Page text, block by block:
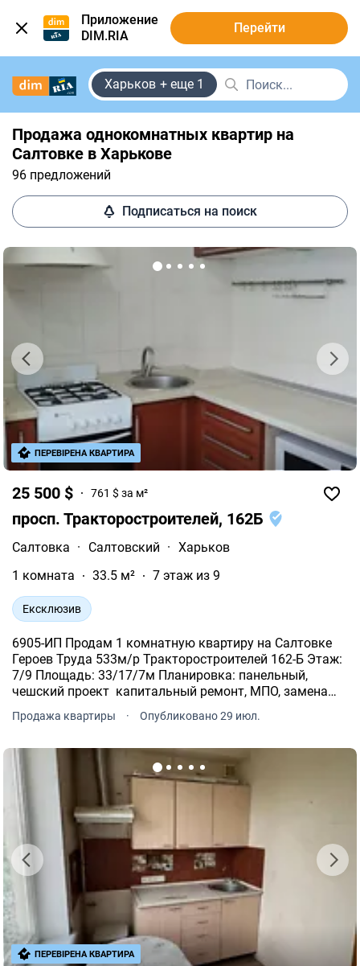
Приложение
DIM.RIA
Перейти
Харьков + еще 1
Продажа однокомнатных квартир на
Салтовке в Харькове
96 предложений
Подписаться на поиск
25 500 $ 761 $ за м²
просп. Тракторостроителей, 162Б
Салтовка · Салтовский · Харьков
1 комната
33.5 м² 7 этаж из 9
Ексклюзив
6905-ИП Продам 1 комнатную квартиру на Салтовке
Героев Труда 533м/р Тракторостроителей 162-Б Этаж:
7/9 Площадь: 33/17/7м Планировка: панельный,
чешский проект капитальный ремонт, МПО, замена
труб, электропроводки, кондиционер, санузел
совмещен, душевая кабина, балкон застеклён и
Продажа квартиры · Опубликовано 29 июл.
ПЕРЕВІРЕНА КВАРТИРА
ПЕРЕВІРЕНА КВАРТИРА